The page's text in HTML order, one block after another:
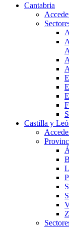
Cantabria
Castilla y